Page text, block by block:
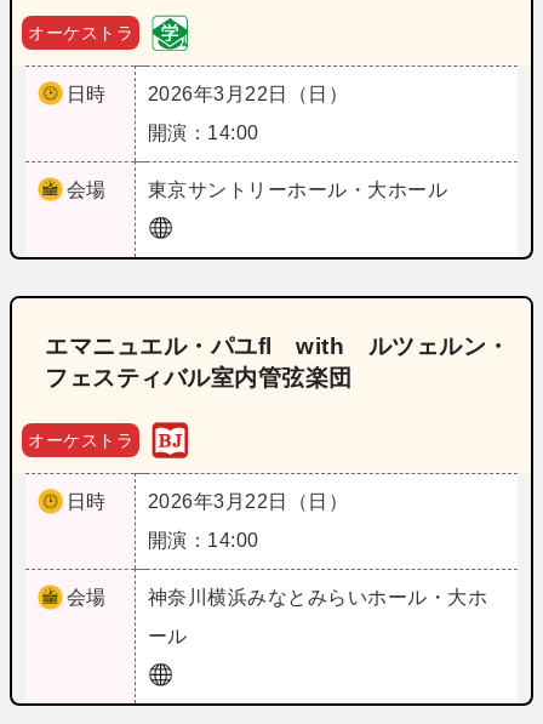
オーケストラ
日時
2026年3月22日（日）
開演：14:00
会場 東京サントリーホール・大ホール
エマニュエル・パユfl with ルツェルン・
フェスティバル室内管弦楽団
オーケストラ
日時
2026年3月22日（日）
開演：14:00
会場 神奈川横浜みなとみらいホール・大ホ
ール